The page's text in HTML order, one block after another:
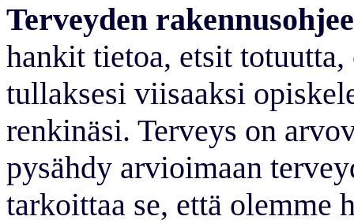
Terveyden
hankit tietoa, etsit
tullaksesi viisaaksi
renkinäsi. Terveys on
pysähdy arvioimaan
tarkoittaa se, että olemme